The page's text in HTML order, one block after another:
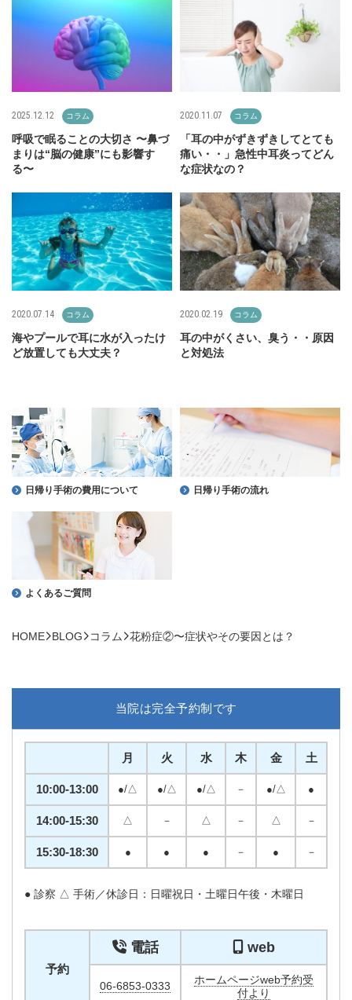
2025.12.12 コラム
呼吸で眠ることの大切さ 〜鼻づ
まりは“脳の健康”にも影響す
る〜
2020.11.07 コラム
「耳の中がずきずきしてとても
痛い・・」急性中耳炎ってどん
な症状なの？
2020.07.14 コラム
海やプールで耳に水が入ったけ
ど放置しても大丈夫？
2020.02.19 コラム
耳の中がくさい、臭う・・原因
と対処法
日帰り手術の費用について 日帰り手術の流れ
よくあるご質問
HOME BLOG コラム 花粉症②〜症状やその要因とは？
当院は完全予約制です
月 火 水 木 金 土
10:00-13:00 ●/△ ●/△ ●/△ － ●/△ ●
14:00-15:30 △ － △ － △ －
15:30-18:30 ● ● ● － ● －
● 診察 △ 手術／休診日：日曜祝日・土曜日午後・木曜日
予約
電話 web
06-6853-0333
ホームページweb予約受
付より